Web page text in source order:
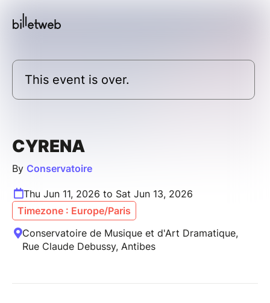
This event is over.
CYRENA
By Conservatoire
Thu Jun 11, 2026 to Sat Jun 13, 2026
Timezone : Europe/Paris
Conservatoire de Musique et d'Art Dramatique,
Rue Claude Debussy, Antibes